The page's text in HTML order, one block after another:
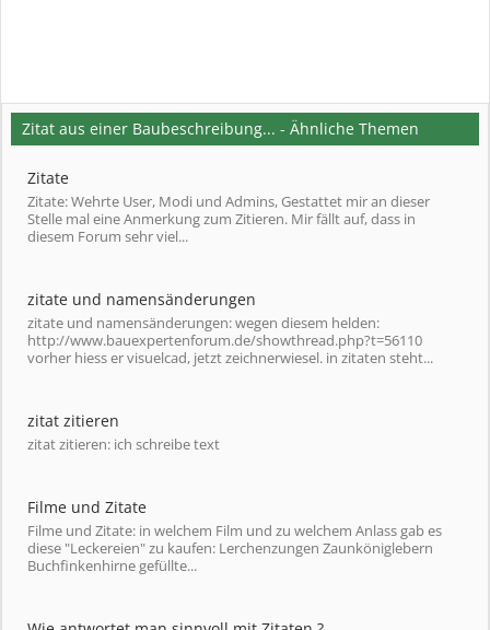
Zitat aus einer Baubeschreibung... - Ähnliche Themen
Zitate
Zitate: Wehrte User, Modi und Admins, Gestattet mir an dieser
Stelle mal eine Anmerkung zum Zitieren. Mir fällt auf, dass in
diesem Forum sehr viel...
zitate und namensänderungen
zitate und namensänderungen: wegen diesem helden:
http://www.bauexpertenforum.de/showthread.php?t=56110
vorher hiess er visuelcad, jetzt zeichnerwiesel. in zitaten steht...
zitat zitieren
zitat zitieren: ich schreibe text
Filme und Zitate
Filme und Zitate: in welchem Film und zu welchem Anlass gab es
diese "Leckereien" zu kaufen: Lerchenzungen Zaunköniglebern
Buchfinkenhirne gefüllte...